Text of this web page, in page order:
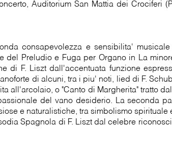
Auditorium San Mattia dei Crociferi
consapevolezza e sensibilita'
del Preludio e Fuga per Organo in La
di F. Liszt dall'accentuata funzione
di alcuni, tra i piu' noti, lied di F.
all'arcolaio, o "Canto di Margherita" tratto
del vano desiderio. La seconda
e naturalistiche, tra simbolismo
Spagnola di F. Liszt dal celebre